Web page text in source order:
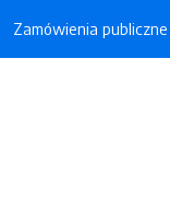
Zamówienia publiczne